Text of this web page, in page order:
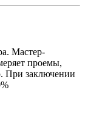
Мастер-
проемы,
При заключении